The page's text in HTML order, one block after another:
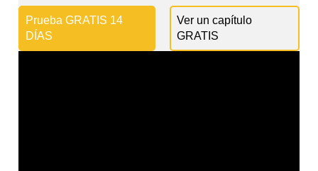
Prueba GRATIS 14
DÍAS
Ver un capítulo
GRATIS